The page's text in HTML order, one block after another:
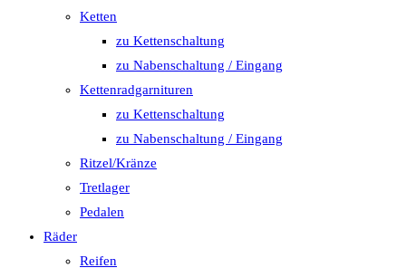
Ketten
zu Kettenschaltung
zu Nabenschaltung / Eingang
Kettenradgarnituren
zu Kettenschaltung
zu Nabenschaltung / Eingang
Ritzel/Kränze
Tretlager
Pedalen
Räder
Reifen